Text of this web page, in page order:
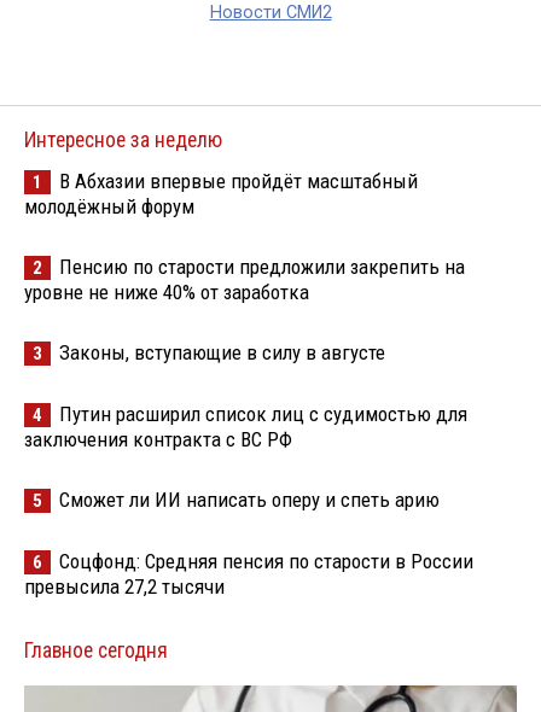
Новости СМИ2
Интересное за неделю
1
В Абхазии впервые пройдёт масштабный
молодёжный форум
2
Пенсию по старости предложили закрепить на
уровне не ниже 40% от заработка
3 Законы, вступающие в силу в августе
4
Путин расширил список лиц с судимостью для
заключения контракта с ВС РФ
5 Сможет ли ИИ написать оперу и спеть арию
6
Соцфонд: Средняя пенсия по старости в России
превысила 27,2 тысячи
Главное сегодня